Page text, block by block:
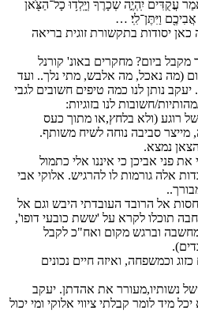
עֲקֻדִּים֙ יִֽהְיֶ֣ה שְׂכָרֶ֔ךָ וְיָֽלְד֥וּ כָל־הַצֹּ֖אן
וַיִּתֶּן־לִֽי׃ …
יסודות בתקשורת זוגית בריאה
ביום? מחקרים באונ' קורנל
החלטות ביום (מה נאכל, מה אלבש, מתי נלך.. ועד
נותן לנו כמה טיפים חשובים לגבי
חשובות לנו בזוגיות:
רוגע (ולא בלחץ,או מתוך כעס
מייצר סביבה נוחה לשיח משותף.
נמצא.
פני אביכן כי איננו אלי כתמול
אלה גורמות לו להרגיש. אלוקי אבי
אל הרובד העובדתי היבש וגם אל
תוכלו לקרא על 'ששת כובעי דופו',
וברגש מקום ואח"כ לקבל
וכמשפחה, ואיזה חיים נכונים
נשותיו,מעורר את אהדתן. יעקב
מיד לומר קבלתי ציווי אלוקי ומי יכול